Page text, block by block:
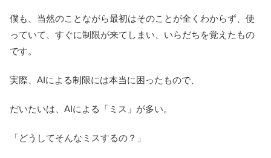
僕も、当然のことながら最初はそのことが全くわからず、使
っていて、すぐに制限が来てしまい、いらだちを覚えたもの
です。
実際、AIによる制限には本当に困ったもので、
だいたいは、AIによる「ミス」が多い。
「どうしてそんなミスするの？」